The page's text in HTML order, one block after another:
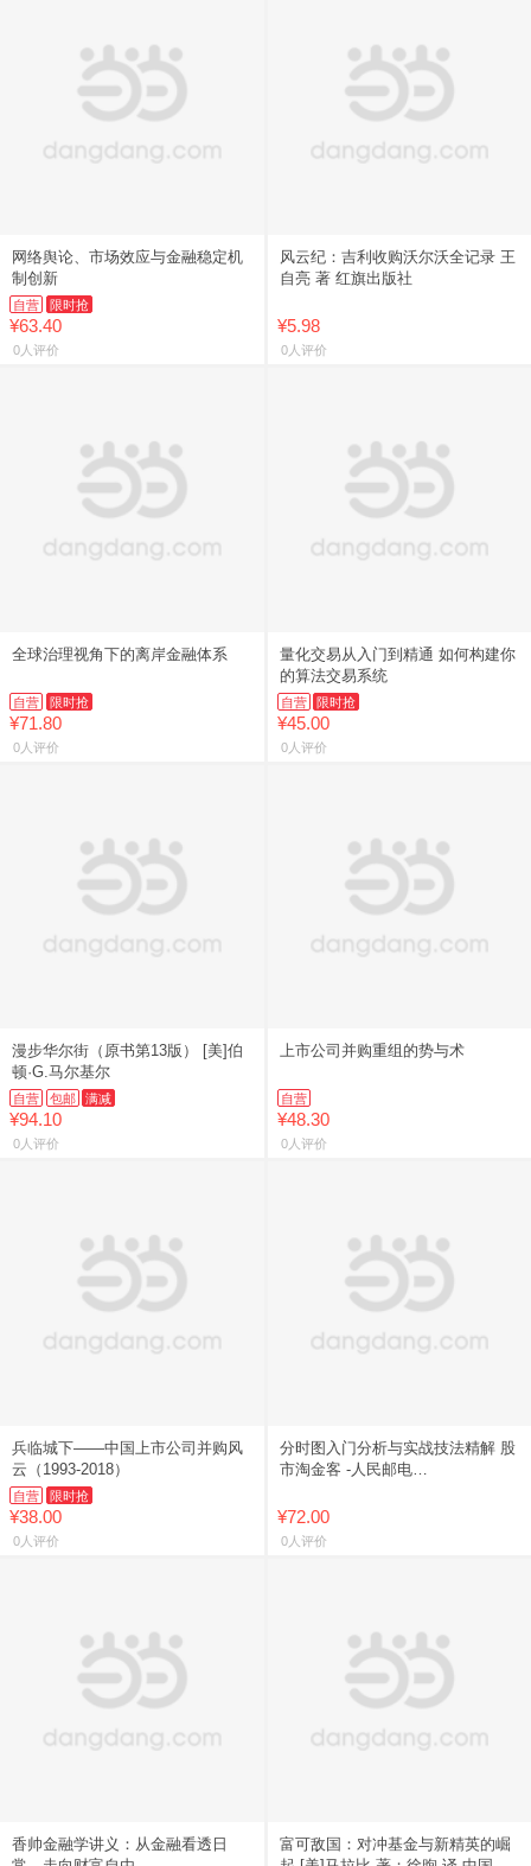
网络舆论、市场效应与金融稳定机
制创新
自营 限时抢
¥63.40
0人评价
风云纪：吉利收购沃尔沃全记录 王
自亮 著 红旗出版社
¥5.98
0人评价
全球治理视角下的离岸金融体系
自营 限时抢
¥71.80
0人评价
量化交易从入门到精通 如何构建你
的算法交易系统
自营 限时抢
¥45.00
0人评价
漫步华尔街（原书第13版） [美]伯
顿·G.马尔基尔
自营 包邮 满减
¥94.10
0人评价
上市公司并购重组的势与术
自营
¥48.30
0人评价
兵临城下——中国上市公司并购风
云（1993-2018）
自营 限时抢
¥38.00
0人评价
分时图入门分析与实战技法精解 股
市淘金客 -人民邮电
¥72.00
0人评价
香帅金融学讲义：从金融看透日
富可敌国：对冲基金与新精英的崛